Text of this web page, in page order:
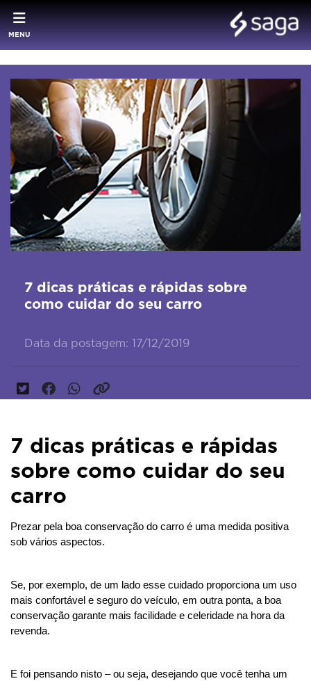
MENU
7 dicas práticas e rápidas sobre
como cuidar do seu carro
Data da postagem: 17/12/2019
7 dicas práticas e rápidas
sobre como cuidar do seu
carro
Prezar pela boa conservação do carro é uma medida positiva
sob vários aspectos.
Se, por exemplo, de um lado esse cuidado proporciona um uso
mais confortável e seguro do veículo, em outra ponta, a boa
conservação garante mais facilidade e celeridade na hora da
revenda.
E foi pensando nisto – ou seja, desejando que você tenha um